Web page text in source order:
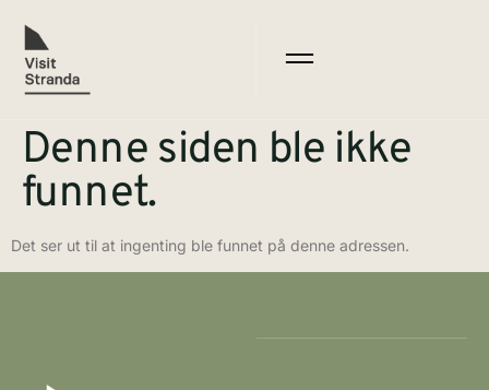
Denne siden ble ikke
funnet.
Det ser ut til at ingenting ble funnet på denne adressen.